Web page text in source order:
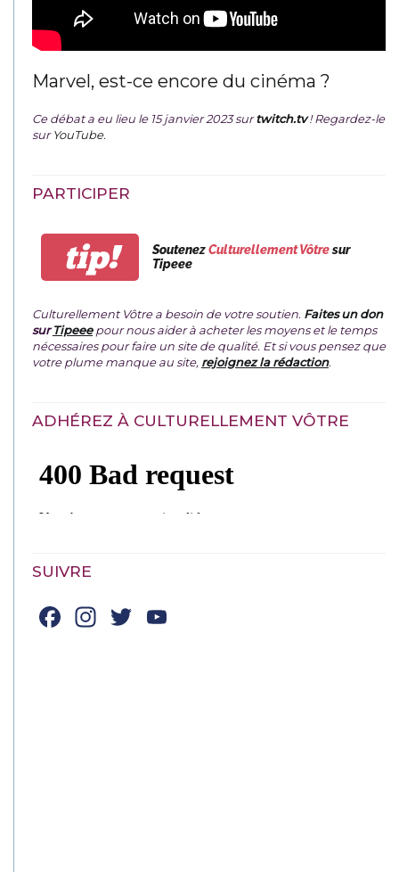
Marvel, est-ce encore du cinéma ?
Ce débat a eu lieu le 15 janvier 2023 surtwitch.tv ! Regardez-le
surYouTube.
PARTICIPER
tip! SoutenezCulturellement Vôtresur
Tipeee
Culturellement Vôtre a besoin de votre soutien. Faites un don
surTipeeepour nous aider à acheter les moyens et le temps
nécessaires pour faire un site de qualité. Et si vous pensez que
votre plume manque au site, rejoignez la rédaction.
ADHÉREZ À CULTURELLEMENT VÔTRE
SUIVRE
Facebook
Instagram
Twitter